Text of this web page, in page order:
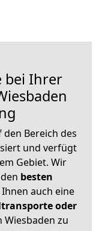
bei Ihrer
Bereich des
und verfügt
Gebiet. Wir
besten
auch eine
oder
Wiesbaden zu